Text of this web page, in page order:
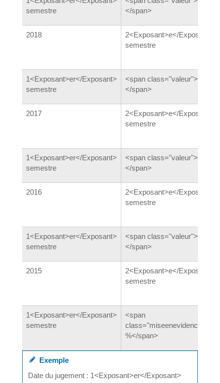
semestre
</span>
2018
2<Exposant>e</Exposant>
semestre
1<Exposant>er</Exposant>
semestre
<span class="valeur">3,73 %
</span>
2017
2<Exposant>e</Exposant>
semestre
1<Exposant>er</Exposant>
semestre
<span class="valeur">4,16 %
</span>
2016
2<Exposant>e</Exposant>
semestre
1<Exposant>er</Exposant>
semestre
<span class="valeur">4,54 %
</span>
2015
2<Exposant>e</Exposant>
semestre
1<Exposant>er</Exposant>
semestre
<span
%</span>
Exemple
Date du jugement : 1<Exposant>er</Exposant>